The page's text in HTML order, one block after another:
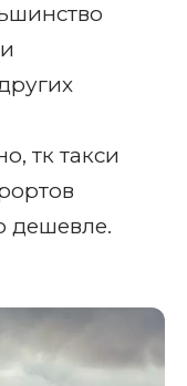
тк такси
дешевле.